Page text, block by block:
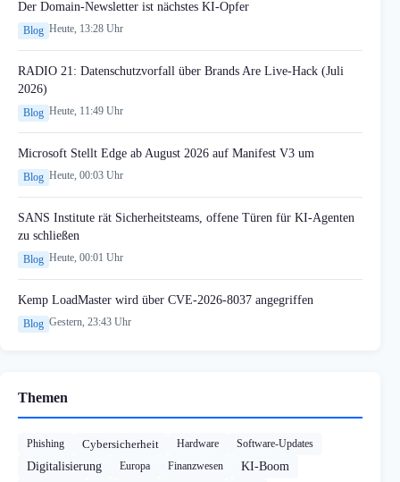
Der Domain-Newsletter ist nächstes KI-Opfer
Blog Heute, 13:28 Uhr
RADIO 21: Datenschutzvorfall über Brands Are Live-Hack (Juli
2026)
Blog Heute, 11:49 Uhr
Microsoft Stellt Edge ab August 2026 auf Manifest V3 um
Blog Heute, 00:03 Uhr
SANS Institute rät Sicherheitsteams, offene Türen für KI-Agenten
zu schließen
Blog Heute, 00:01 Uhr
Kemp LoadMaster wird über CVE-2026-8037 angegriffen
Blog Gestern, 23:43 Uhr
Themen
Phishing Cybersicherheit Hardware Software-Updates
Digitalisierung Europa Finanzwesen KI-Boom